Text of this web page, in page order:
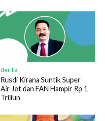
Berita
Rusdi Kirana Suntik Super
Air Jet dan FAN Hampir Rp 1
Triliun